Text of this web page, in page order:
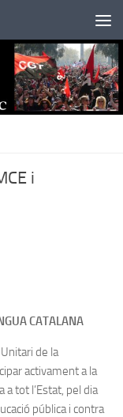
i
CATALANA
de la
activament a la
a tot l’Estat, pel dia
pública i contra